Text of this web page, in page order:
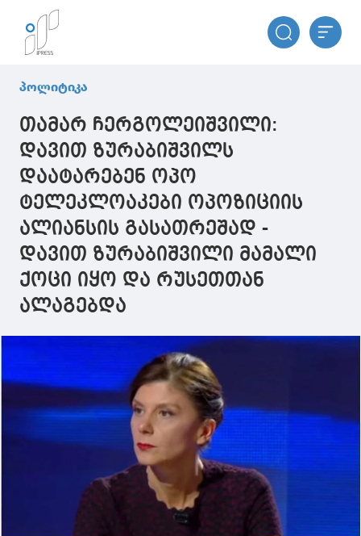
პოლიტიკა
თამარ ჩერგოლეიშვილი:
დავით ზურაბიშვილს
დაატარებენ ოპო
ტელეკლოაკები ოპოზიციის
ალიანსის გასათრეშად -
დავით ზურაბიშვილი მამალი
ქოცი იყო და რუსეთთან
ალაგებდა